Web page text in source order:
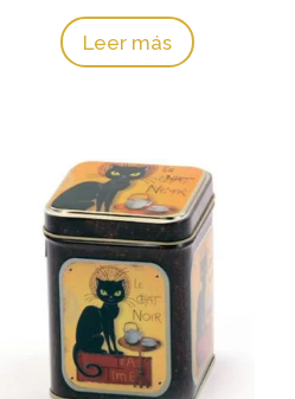
precios:
3,90 €
Leer más